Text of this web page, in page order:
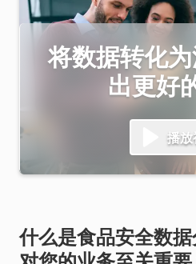
将数据转化
出更好
播放
什么是食品安全数